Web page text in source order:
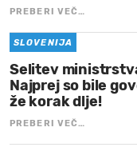
PREBERI VEČ…
SLOVENIJA
Selitev
Najprej so bile
že korak dlje!
PREBERI VEČ…